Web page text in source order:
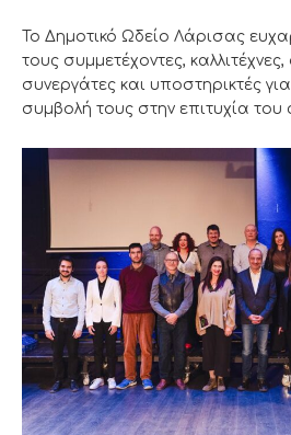
Το Δημοτικό Ωδείο Λάρισας
τους συμμετέχοντες,
συνεργάτες και υποστηρικτές
συμβολή τους στην επιτυχία του